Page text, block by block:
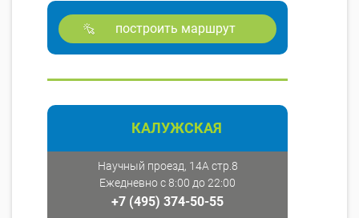
построить маршрут
КАЛУЖСКАЯ
Научный проезд, 14А стр.8
Ежедневно с 8:00 до 22:00
+7 (495) 374-50-55